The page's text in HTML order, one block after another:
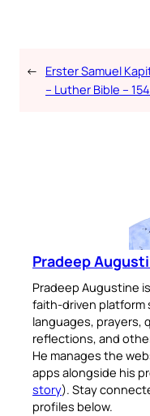
← Erster Samuel
– Luther Bible –
Pradeep
Pradeep Augustine
faith-driven platform
languages, prayers,
reflections, and
He manages the
apps alongside his
story). Stay
profiles below.